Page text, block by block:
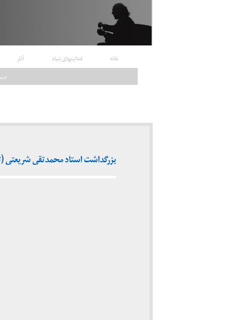
خانه فعالیتهای بنیاد آثار
بزرگداشت استاد محمدتقی شریعتی